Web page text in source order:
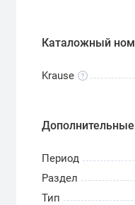
Каталожный
Krause
Дополнительные
Период
Раздел
Тип